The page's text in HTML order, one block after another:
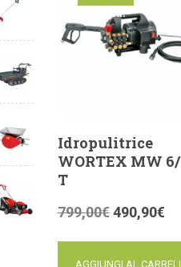
offerta!
Idropulitrice
WORTEX MW 6/
T
799,00€ 490,90€
AGGIUNGI AL